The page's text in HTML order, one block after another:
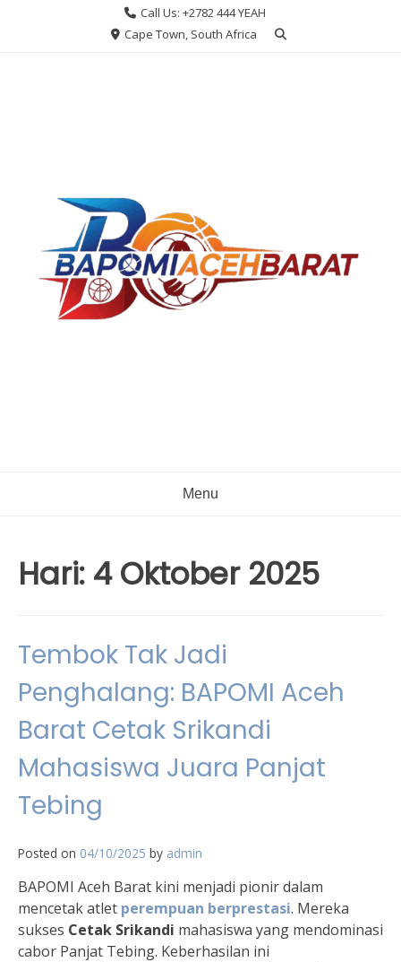
Call Us: +2782 444 YEAH
Cape Town, South Africa
Menu
Hari: 4 Oktober 2025
Tembok Tak Jadi
Penghalang: BAPOMI Aceh
Barat Cetak Srikandi
Mahasiswa Juara Panjat
Tebing
Posted on 04/10/2025 by admin
BAPOMI Aceh Barat kini menjadi pionir dalam
mencetak atlet perempuan berprestasi. Mereka
sukses Cetak Srikandi mahasiswa yang mendominasi
cabor Panjat Tebing. Keberhasilan ini